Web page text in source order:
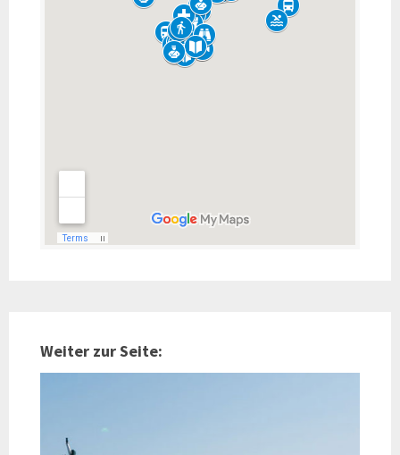
Weiter zur Seite: